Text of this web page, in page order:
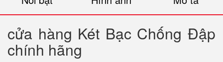
cửa hàng Két Bạc Chống Đập
chính hãng